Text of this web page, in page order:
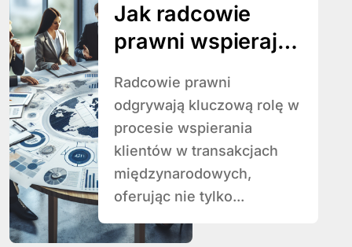
Jak radcowie
prawni wspierają
transakcjach
międzynarodowyc
h?
Radcowie prawni
odgrywają kluczową rolę w
procesie wspierania
klientów w transakcjach
międzynarodowych,
oferując nie tylko...